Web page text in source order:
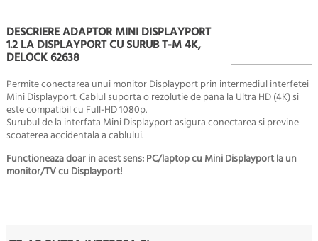
DESCRIERE ADAPTOR MINI DISPLAYPORT
1.2 LA DISPLAYPORT CU SURUB T-M 4K,
DELOCK 62638
Permite conectarea unui monitor Displayport prin intermediul interfetei
Mini Displayport. Cablul suporta o rezolutie de pana la Ultra HD (4K) si
este compatibil cu Full-HD 1080p.
Surubul de la interfata Mini Displayport asigura conectarea si previne
scoaterea accidentala a cablului.
Functioneaza doar in acest sens: PC/laptop cu Mini Displayport la un
monitor/TV cu Displayport!